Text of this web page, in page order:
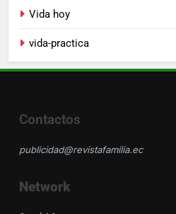
Vida hoy
vida-practica
Contactos
publicidad@revistafamilia.ec
Network